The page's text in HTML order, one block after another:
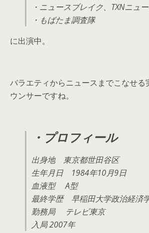
・ニュースブレイク、TXNニュ
・もばたま調査隊
に出演中。
バラエティからニュースまでこなせる
ウンサーですね。
・プロフィール
出身地 東京都世田谷区
生年月日 1984年10月9日
血液型 A型
最終学歴 早稲田大学政治経済
勤務局 テレビ東京
入局 2007年